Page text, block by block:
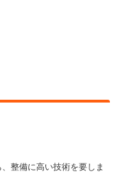
整備に高い技術を要しま